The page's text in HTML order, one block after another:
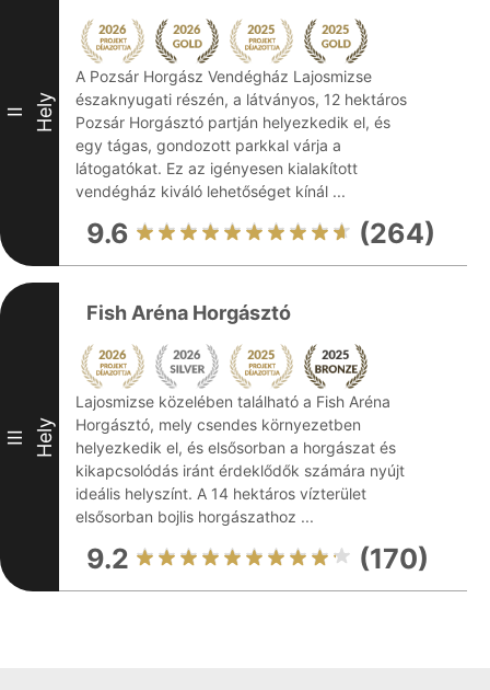
II Hely
A Pozsár Horgász Vendégház Lajosmizse
északnyugati részén, a látványos, 12 hektáros
Pozsár Horgásztó partján helyezkedik el, és
egy tágas, gondozott parkkal várja a
látogatókat. Ez az igényesen kialakított
vendégház kiváló lehetőséget kínál ...
9.6 (264)
III Hely
Fish Aréna Horgásztó
Lajosmizse közelében található a Fish Aréna
Horgásztó, mely csendes környezetben
helyezkedik el, és elsősorban a horgászat és
kikapcsolódás iránt érdeklődők számára nyújt
ideális helyszínt. A 14 hektáros vízterület
elsősorban bojlis horgászathoz ...
9.2 (170)